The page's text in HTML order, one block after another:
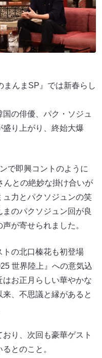
まんまSP』では新春らし
国の俳優、パク・ソジュ
り上がり、終始大爆
で即興コントのように
んとの絶妙な掛け合いが
力とパクソジュンの笑
のパクソジュン回が良
が寄せられました。
の北口榛花も初登場
世界陸上』への意気込
お正月らしい華やかな
、不思議と縁があると
り、次回も豪華ゲスト
とのこと。